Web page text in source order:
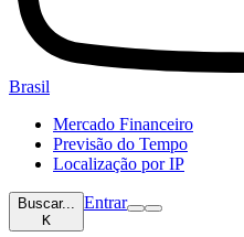
Brasil
Mercado Financeiro
Previsão do Tempo
Localização por IP
Buscar...
K
Entrar